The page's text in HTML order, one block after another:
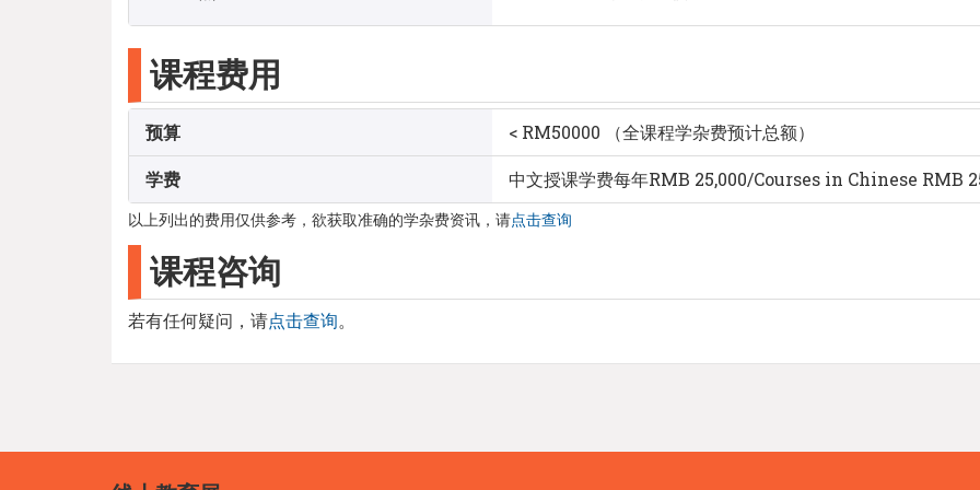
课程费用
预算 < RM50000 （全课程学杂费预计总额）
学费 中文授课学费每年RMB 25,000/Courses in Chinese RMB
以上列出的费用仅供参考，欲获取准确的学杂费资讯，请点击查询
课程咨询
若有任何疑问，请点击查询。